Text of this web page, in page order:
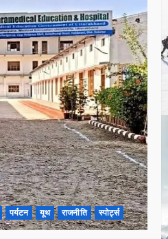
पर्यटन यूथ राजनीति स्पोर्ट्स